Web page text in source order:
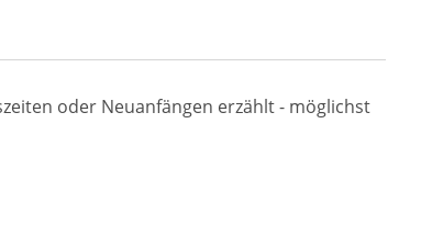
oder Neuanfängen erzählt - möglichst